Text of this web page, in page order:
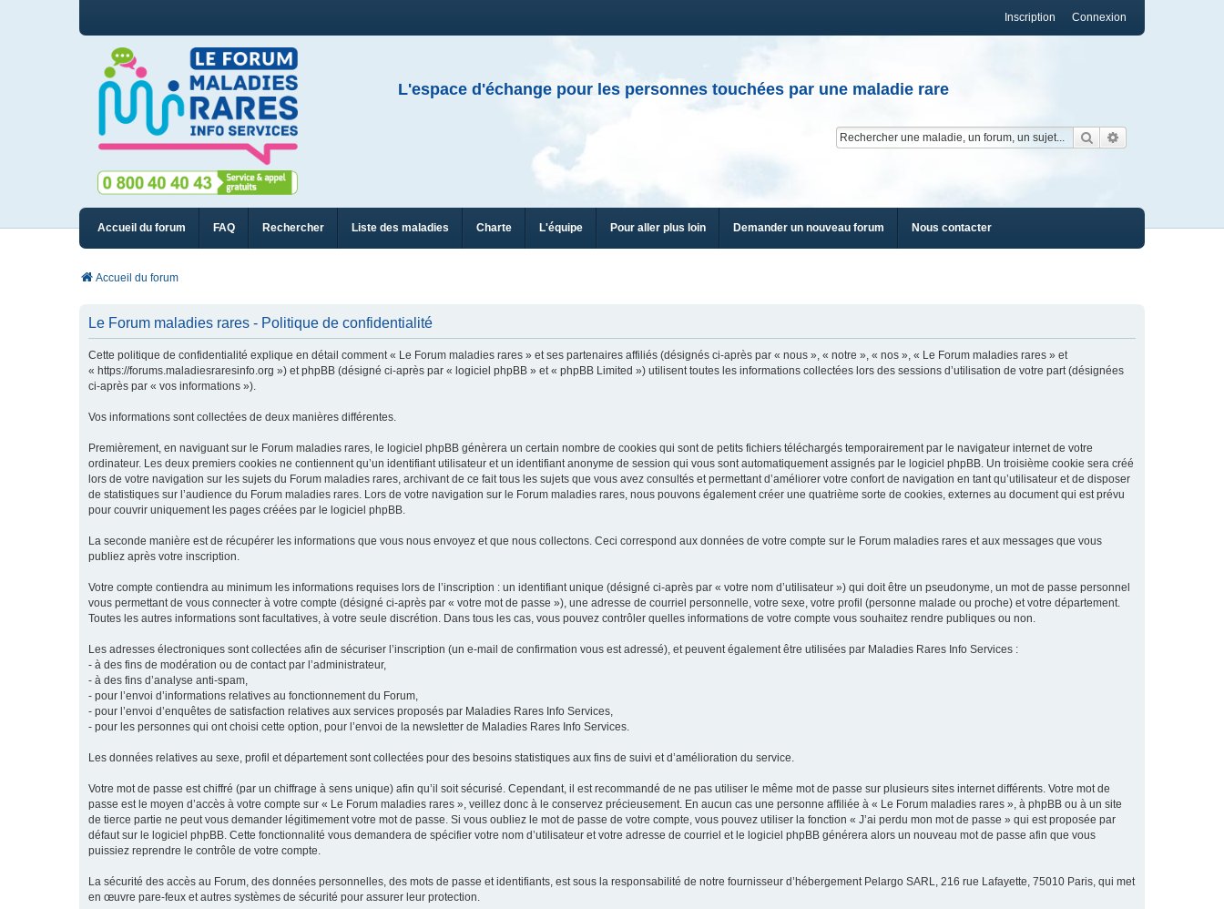
Connexion
Inscription
L'espace d'échange pour les personnes touchées par une maladie rare
Rechercher
Accueil du forum FAQ Rechercher Liste des maladies Charte L'équipe Pour aller plus loin Demander un nouveau forum Nous contacter
Accueil du forum
Le Forum maladies rares - Politique de confidentialité
Cette politique de confidentialité explique en détail comment « Le Forum maladies rares » et ses partenaires affiliés (désignés ci-après par « nous », « notre », « nos », « Le Forum maladies rares » et
« https://forums.maladiesraresinfo.org ») et phpBB (désigné ci-après par « logiciel phpBB » et « phpBB Limited ») utilisent toutes les informations collectées lors des sessions d’utilisation de votre part (désignées
ci-après par « vos informations »).
Vos informations sont collectées de deux manières différentes.
Premièrement, en naviguant sur le Forum maladies rares, le logiciel phpBB génèrera un certain nombre de cookies qui sont de petits fichiers téléchargés temporairement par le navigateur internet de votre
ordinateur. Les deux premiers cookies ne contiennent qu’un identifiant utilisateur et un identifiant anonyme de session qui vous sont automatiquement assignés par le logiciel phpBB. Un troisième cookie sera créé
lors de votre navigation sur les sujets du Forum maladies rares, archivant de ce fait tous les sujets que vous avez consultés et permettant d’améliorer votre confort de navigation en tant qu’utilisateur et de disposer
de statistiques sur l’audience du Forum maladies rares. Lors de votre navigation sur le Forum maladies rares, nous pouvons également créer une quatrième sorte de cookies, externes au document qui est prévu
pour couvrir uniquement les pages créées par le logiciel phpBB.
La seconde manière est de récupérer les informations que vous nous envoyez et que nous collectons. Ceci correspond aux données de votre compte sur le Forum maladies rares et aux messages que vous
publiez après votre inscription.
Votre compte contiendra au minimum les informations requises lors de l’inscription : un identifiant unique (désigné ci-après par « votre nom d’utilisateur ») qui doit être un pseudonyme, un mot de passe personnel
vous permettant de vous connecter à votre compte (désigné ci-après par « votre mot de passe »), une adresse de courriel personnelle, votre sexe, votre profil (personne malade ou proche) et votre département.
Toutes les autres informations sont facultatives, à votre seule discrétion. Dans tous les cas, vous pouvez contrôler quelles informations de votre compte vous souhaitez rendre publiques ou non.
Les adresses électroniques sont collectées afin de sécuriser l’inscription (un e-mail de confirmation vous est adressé), et peuvent également être utilisées par Maladies Rares Info Services :
- à des fins de modération ou de contact par l’administrateur,
- à des fins d’analyse anti-spam,
- pour l’envoi d’informations relatives au fonctionnement du Forum,
- pour l’envoi d’enquêtes de satisfaction relatives aux services proposés par Maladies Rares Info Services,
- pour les personnes qui ont choisi cette option, pour l’envoi de la newsletter de Maladies Rares Info Services.
Les données relatives au sexe, profil et département sont collectées pour des besoins statistiques aux fins de suivi et d’amélioration du service.
Votre mot de passe est chiffré (par un chiffrage à sens unique) afin qu’il soit sécurisé. Cependant, il est recommandé de ne pas utiliser le même mot de passe sur plusieurs sites internet différents. Votre mot de
passe est le moyen d’accès à votre compte sur « Le Forum maladies rares », veillez donc à le conservez précieusement. En aucun cas une personne affiliée à « Le Forum maladies rares », à phpBB ou à un site
de tierce partie ne peut vous demander légitimement votre mot de passe. Si vous oubliez le mot de passe de votre compte, vous pouvez utiliser la fonction « J’ai perdu mon mot de passe » qui est proposée par
défaut sur le logiciel phpBB. Cette fonctionnalité vous demandera de spécifier votre nom d’utilisateur et votre adresse de courriel et le logiciel phpBB générera alors un nouveau mot de passe afin que vous
puissiez reprendre le contrôle de votre compte.
La sécurité des accès au Forum, des données personnelles, des mots de passe et identifiants, est sous la responsabilité de notre fournisseur d’hébergement Pelargo SARL, 216 rue Lafayette, 75010 Paris, qui met
en œuvre pare-feux et autres systèmes de sécurité pour assurer leur protection.